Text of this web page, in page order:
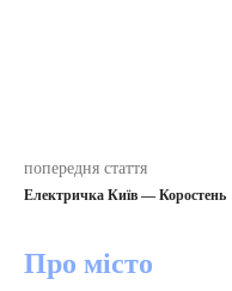
попередня стаття
Електричка Київ — Коростень
Про місто